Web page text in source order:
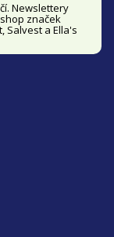
Newslettery
značek
Salvest a Ella's